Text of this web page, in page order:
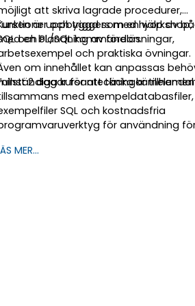
att skriva lagrade procedurer,
och triggers med hjälp av
och PL/SQL kommandon.
är uppbyggd som en workshop,
en blandning av föreläsningar,
och praktiska övningar.
om innehållet kan anpassas
2 dagar för att täcka
kursanteckningar
med exempeldatabasfiler,
SQL och kostnadsfria
för användning
MER...